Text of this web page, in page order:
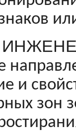
и